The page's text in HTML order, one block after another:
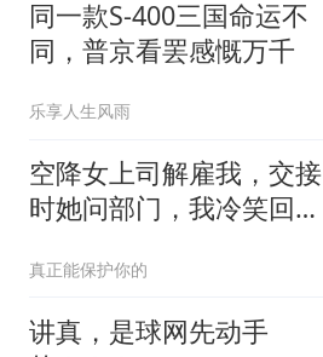
同一款S-400三国命运不
同，普京看罢感慨万千
乐享人生风雨
空降女上司解雇我，交接
时她问部门，我冷笑回
真正能保护你的
讲真，是球网先动手